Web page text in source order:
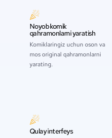
Noyob komik
qahramonlarni yaratish
Komiklaringiz uchun oson va
mos original qahramonlarni
yarating.
Qulay interfeys